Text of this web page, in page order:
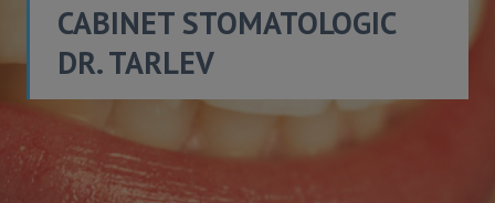
CABINET STOMATOLOGIC
DR. TARLEV